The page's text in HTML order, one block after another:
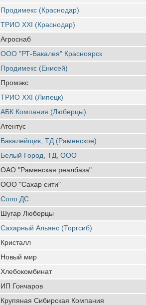
Продимекс (Краснодар)
ТРИО XXI (Краснодар)
Агроснаб
ООО "РТ-Бакалея" Красноярск
Продимекс (Енисей)
Промэкс
ТРИО ХХI (Липецк)
АБК Компания (Люберцы)
Атентус
Бакалейщик, ТД (Раменское)
Белый Город, ТД, ООО
ОАО "Раменская реалбаза"
ООО "Сахар сити"
Соло ДС
Шугар Люберцы
Сахарный Альянс (Торгсиб)
Кристалл
Новый мир
Хлебокомбинат
ИП Гончаров
Крупяная Сибирская Компания